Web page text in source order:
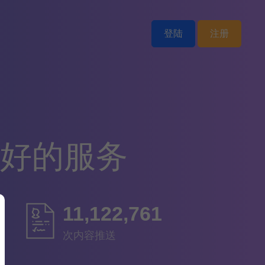
登陆 注册
的服务
11,718,903
次内容推送